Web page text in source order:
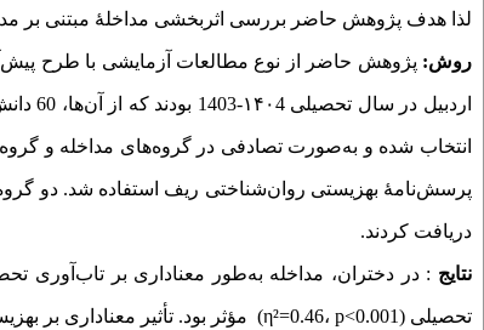
لذا هدف پژوهش حاضر بررسی اثربخشی مداخلۀ مبتنی بر
روش: پژوهش حاضر از نوع مطالعات آزمایشی با طرح
انتخاب شده و به‌صورت تصادفی در گروه‌های مداخله و
دریافت کردند.
نتایج : در دختران، مداخله به‌طور معناداری بر تاب‌آوری
تحصیلی (η²=0.46، p<0.001) مؤثر بود. تأثیر معناداری بر